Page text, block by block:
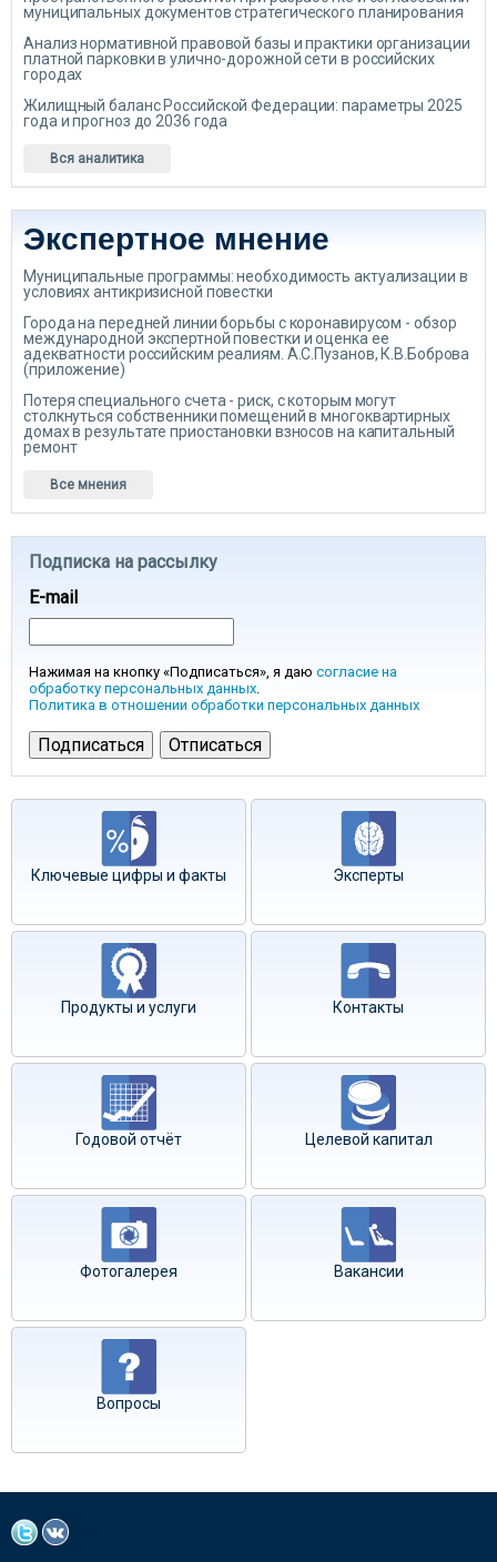
муниципальных документов стратегического планирования
Анализ нормативной правовой базы и практики организации
платной парковки в улично-дорожной сети в российских
городах
Жилищный баланс Российской Федерации: параметры 2025
года и прогноз до 2036 года
Вся аналитика
Экспертное мнение
Муниципальные программы: необходимость актуализации в
условиях антикризисной повестки
Города на передней линии борьбы с коронавирусом - обзор
международной экспертной повестки и оценка ее
адекватности российским реалиям. А.С.Пузанов, К.В.Боброва
(приложение)
Потеря специального счета - риск, с которым могут
столкнуться собственники помещений в многоквартирных
домах в результате приостановки взносов на капитальный
ремонт
Все мнения
Подписка на рассылку
E-mail
Нажимая на кнопку «Подписаться», я даю согласие на
обработку персональных данных.
Политика в отношении обработки персональных данных
Ключевые цифры и факты Эксперты
Продукты и услуги Контакты
Годовой отчёт Целевой капитал
Фотогалерея Вакансии
Вопросы